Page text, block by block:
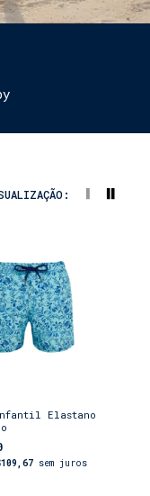
Elastano
sem juros